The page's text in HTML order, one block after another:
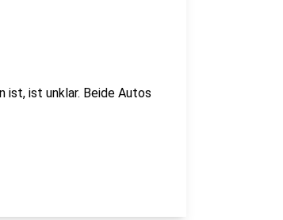
ist, ist unklar. Beide Autos